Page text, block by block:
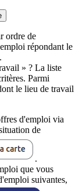
ordre de
répondant le
.
» ? La liste
Parmi
le lieu de travail
d'emploi via
de
.
que vous
suivantes,